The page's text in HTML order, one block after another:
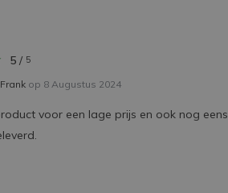
5/ 5
Frankop 8 Augustus 2024
voor een lage prijs en ook nog eens